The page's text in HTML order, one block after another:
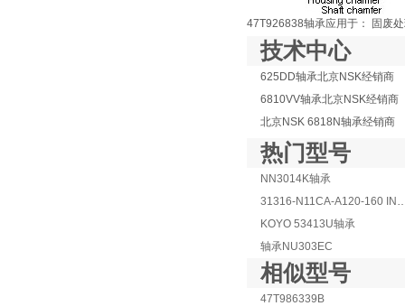
47T926838轴承应用于： 固废
技术中心
625DD轴承北京NSK经销商
6810VV轴承北京NSK经销商
北京NSK 6818N轴承经销商
热门型号
NN3014K轴承
31316-N11CA-
KOYO 53413U轴承
轴承NU303EC
相似型号
47T986339B